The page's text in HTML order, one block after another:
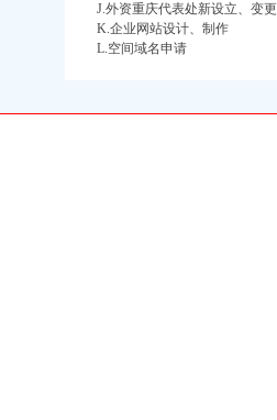
进出口权）
注册）
）
出口权)
万 （增资）
注册）
口权）
进出口权）
注册）
）
届生求职网
网
J.外资重庆代表处新设立、变更
K.企业网站设计、制作
L.空间域名申请